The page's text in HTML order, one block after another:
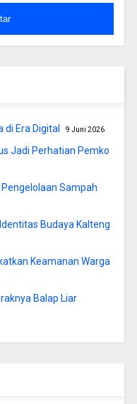
Era Digital 9 Juni 2026
Jadi Perhatian Pemko
Pengelolaan Sampah
Budaya Kalteng
Keamanan Warga
Balap Liar